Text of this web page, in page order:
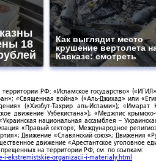
18
Как выглядит место
крушение вертолета
Кавказе: смотреть
РФ: «Исламское государство»
«Священная война» («Аль-Джихад» или
(«Хизбут-Тахрир аль-Ислами»);
движение Узбекистана»); «Меджлис
национальная ассамблея –
«Правый сектор»; Международное
Движение «Славянский союз»; Движения
движение «Арестантское уголовное
на территории РФ, см. по ссылкам:
i-ekstremistskie-organizacii-i-materialy.html